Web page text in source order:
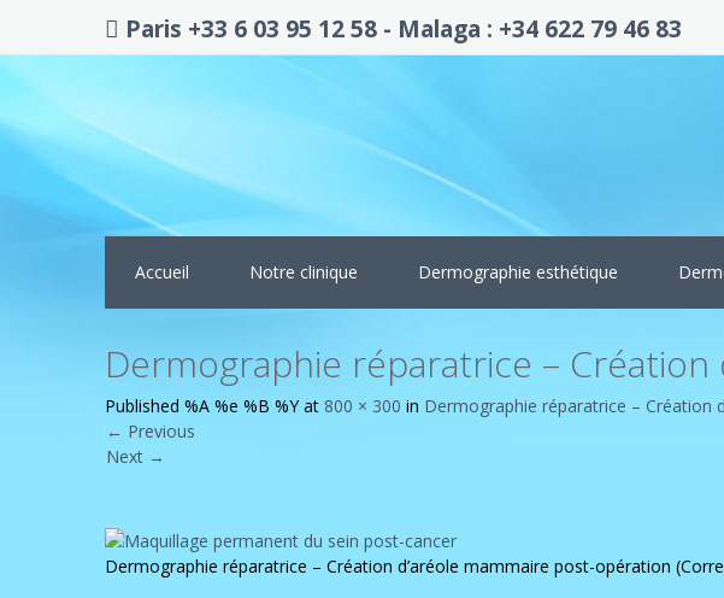
Paris +33 6 03 95 12 58 - Malaga : +34 622 79 46 83
Accueil Notre clinique Dermographie esthétique
Dermographie réparatrice –
Published %A %e %B %Yat 800 × 300 in Dermographie réparatrice – Création
← Previous
Next →
Dermographie réparatrice – Création d’aréole mammaire post-opération